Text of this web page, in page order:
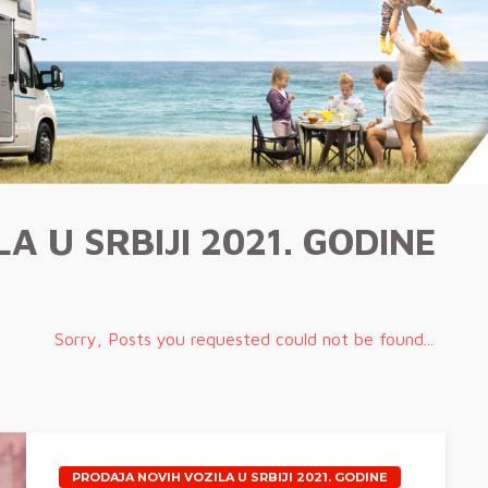
U SRBIJI 2021. GODINE
Sorry, Posts you requested could not be found...
PRODAJA NOVIH VOZILA U SRBIJI 2021. GODINE